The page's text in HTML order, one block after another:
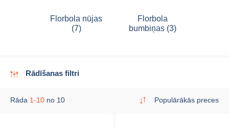
Florbola nūjas
(7)
Florbola
bumbiņas (3)
Rādīšanas filtri
Rāda 1-10 no 10 Populārākās preces